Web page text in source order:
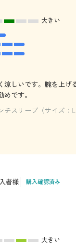
大きい
涼しいです。腕を上
です。
チスリーブ（サイズ：
者様 購入確認済み
大きい